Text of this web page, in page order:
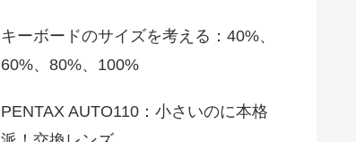
キーボードのサイズを考える：40%、
60%、80%、100%
PENTAX AUTO110：小さいのに本格